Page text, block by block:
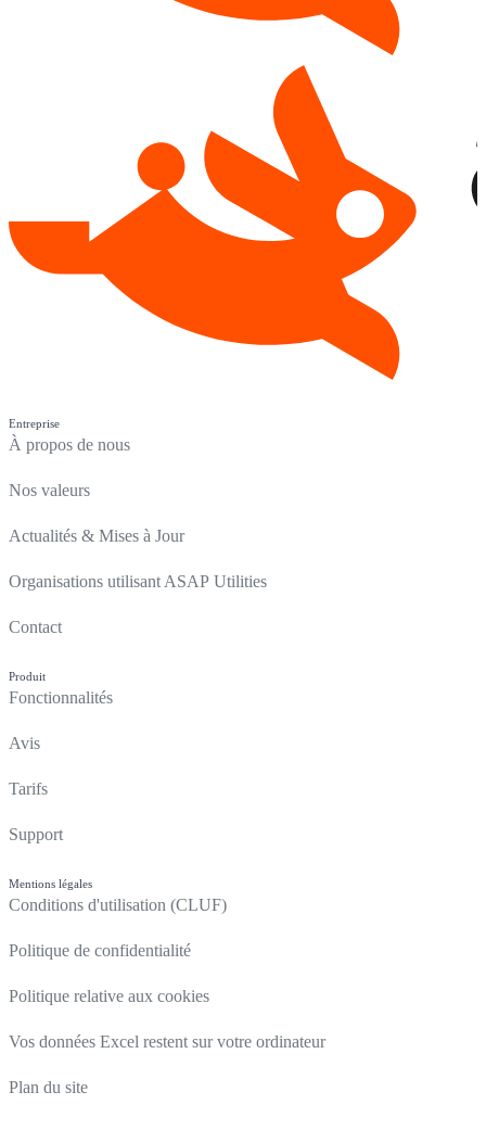
Entreprise
À propos de nous
Nos valeurs
Actualités & Mises à Jour
Organisations utilisant ASAP Utilities
Contact
Produit
Fonctionnalités
Avis
Tarifs
Support
Mentions légales
Conditions d'utilisation (CLUF)
Politique de confidentialité
Politique relative aux cookies
Vos données Excel restent sur votre ordinateur
Plan du site